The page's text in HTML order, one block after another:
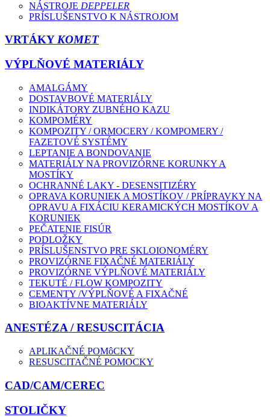
NÁSTROJE DEPPELER
PRÍSLUŠENSTVO K NÁSTROJOM
VRTÁKYKOMET
VÝPLŇOVÉ MATERIÁLY
AMALGÁMY
DOSTAVBOVÉ MATERIÁLY
INDIKÁTORY ZUBNÉHO KAZU
KOMPOMÉRY
KOMPOZITY / ORMOCERY / KOMPOMERY /
FAZETOVÉ SYSTÉMY
LEPTANIE A BONDOVANIE
MATERIÁLY NA PROVIZÓRNE KORUNKY A
MOSTÍKY
OCHRANNÉ LAKY - DESENSITIZÉRY
OPRAVA KORUNIEK A MOSTÍKOV / PRÍPRAVKY NA
OPRAVU A FIXÁCIU KERAMICKÝCH MOSTÍKOV A
KORUNIEK
PEČATENIE FISÚR
PODLOŽKY
PRÍSLUŠENSTVO PRE SKLOIONOMÉRY
PROVIZÓRNE FIXAČNÉ MATERIÁLY
PROVIZÓRNE VÝPLŇOVÉ MATERIÁLY
TEKUTÉ / FLOW KOMPOZITY
CEMENTY /VÝPLŇOVÉ A FIXAČNÉ
BIOAKTÍVNE MATERIÁLY
ANESTÉZA / RESUSCITÁCIA
APLIKAČNÉ POMôCKY
RESUSCITAČNÉ POMOCKY
CAD/CAM/CEREC
STOLIČKY